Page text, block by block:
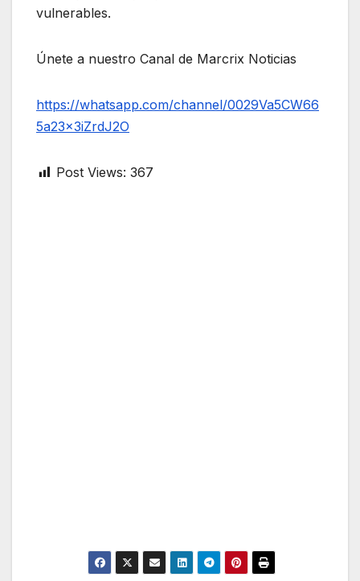
vulnerables.
Únete a nuestro Canal de Marcrix Noticias
https://whatsapp.com/channel/0029Va5CW66
5a23x3iZrdJ2O
Post Views: 367